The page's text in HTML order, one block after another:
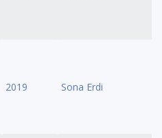
2019 Sona Erdi